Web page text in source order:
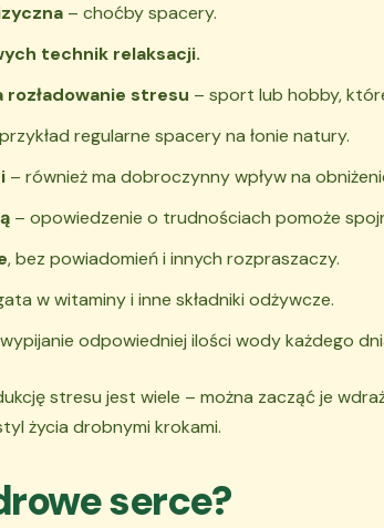
– choćby spacery.
technik relaksacji.
rozładowanie stresu – sport lub hobby,
regularne spacery na łonie natury.
– również ma dobroczynny wpływ na
– opowiedzenie o trudnościach pomoże
, bez powiadomień i innych rozpraszaczy.
w witaminy i inne składniki odżywcze.
odpowiedniej ilości wody każdego
stresu jest wiele – można zacząć je
życia drobnymi krokami.
serce?